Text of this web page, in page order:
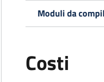
Moduli da
Costi